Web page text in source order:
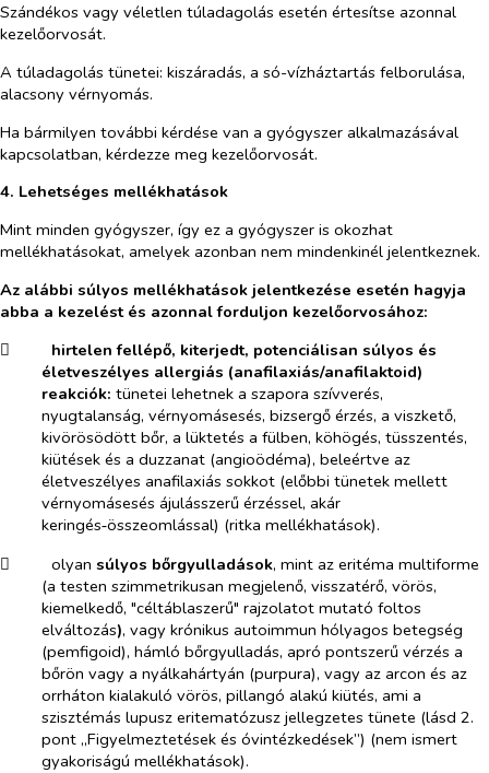
Szándékos vagy véletlen túladagolás esetén értesítse azonnal
kezelőorvosát.
A túladagolás tünetei: kiszáradás, a só-vízháztartás felborulása,
alacsony vérnyomás.
Ha bármilyen további kérdése van a gyógyszer alkalmazásával
kapcsolatban, kérdezze meg kezelőorvosát.
4. Lehetséges mellékhatások
Mint minden gyógyszer, így ez a gyógyszer is okozhat
mellékhatásokat, amelyek azonban nem mindenkinél jelentkeznek.
Az alábbi súlyos mellékhatások jelentkezése esetén hagyja
abba a kezelést és azonnal forduljon kezelőorvosához:
​
hirtelen fellépő, kiterjedt, potenciálisan súlyos és
életveszélyes allergiás (anafilaxiás/anafilaktoid)
reakciók: tünetei lehetnek a szapora szívverés,
nyugtalanság, vérnyomásesés, bizsergő érzés, a viszkető,
kivörösödött bőr, a lüktetés a fülben, köhögés, tüsszentés,
kiütések és a duzzanat (angioödéma), beleértve az
életveszélyes anafilaxiás sokkot (előbbi tünetek mellett
vérnyomásesés ájulásszerű érzéssel, akár
keringés‑összeomlással) (ritka mellékhatások).
​
olyan súlyos bőrgyulladások, mint az eritéma multiforme
(a testen szimmetrikusan megjelenő, visszatérő, vörös,
kiemelkedő, "céltáblaszerű" rajzolatot mutató foltos
elváltozás), vagy krónikus autoimmun hólyagos betegség
(pemfigoid), hámló bőrgyulladás, apró pontszerű vérzés a
bőrön vagy a nyálkahártyán (purpura), vagy az arcon és az
orrháton kialakuló vörös, pillangó alakú kiütés, ami a
szisztémás lupusz eritematózusz jellegzetes tünete (lásd 2.
pont „Figyelmeztetések és óvintézkedések”) (nem ismert
gyakoriságú mellékhatások).